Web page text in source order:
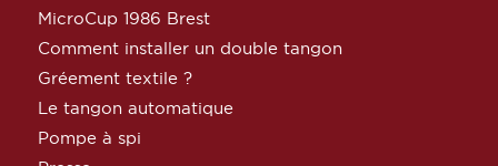
MicroCup 1986 Brest
Comment installer un double tangon
Gréement textile ?
Le tangon automatique
Pompe à spi